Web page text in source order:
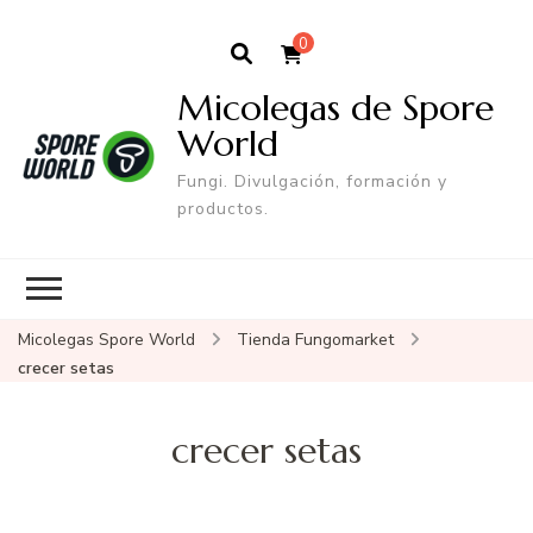
0
Micolegas de Spore
World
Fungi. Divulgación, formación y
productos.
Micolegas Spore World
Tienda Fungomarket
crecer setas
crecer setas